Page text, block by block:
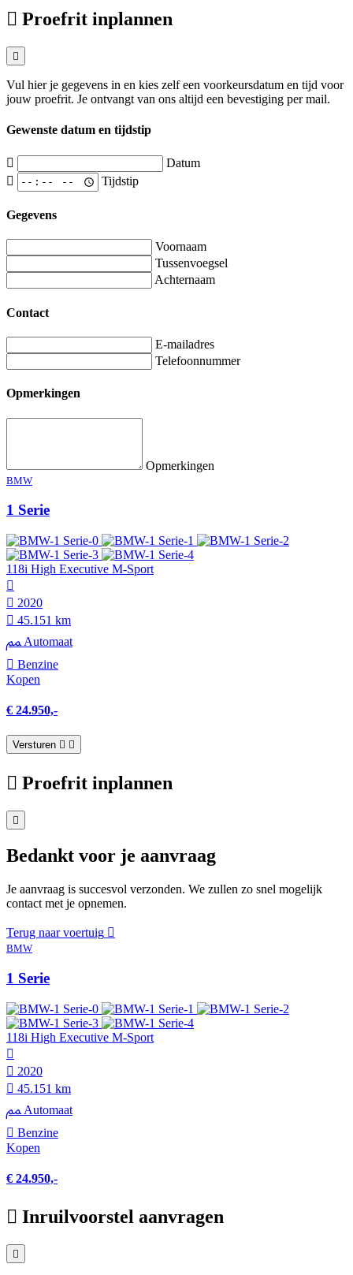
Proefrit inplannen
Vul hier je gegevens in en kies zelf een voorkeursdatum en tijd voor
jouw proefrit. Je ontvangt van ons altijd een bevestiging per mail.
Gewenste datum en tijdstip
Datum
Tijdstip
Gegevens
Voornaam
Tussenvoegsel
Achternaam
Contact
E-mailadres
Telefoonnummer
Opmerkingen
Opmerkingen
BMW
1 Serie
118i High Executive M-Sport
2020
45.151 km
Automaat
Benzine
Kopen
€ 24.950,-
Versturen
Proefrit inplannen
Bedankt voor je aanvraag
Je aanvraag is succesvol verzonden. We zullen zo snel mogelijk
contact met je opnemen.
Terug naar voertuig
BMW
1 Serie
118i High Executive M-Sport
2020
45.151 km
Automaat
Benzine
Kopen
€ 24.950,-
Inruilvoorstel aanvragen